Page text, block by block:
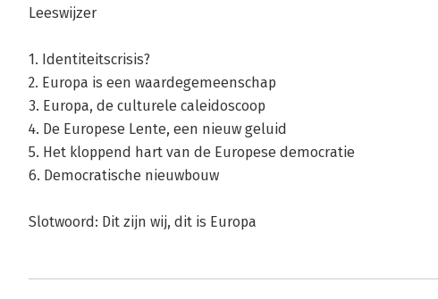
Leeswijzer
1. Identiteitscrisis?
2. Europa is een waardegemeenschap
3. Europa, de culturele caleidoscoop
4. De Europese Lente, een nieuw geluid
5. Het kloppend hart van de Europese democratie
6. Democratische nieuwbouw
Slotwoord: Dit zijn wij, dit is Europa